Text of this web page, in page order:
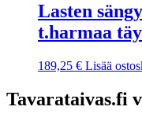
Lasten
t.harmaa
189,25 € Lisää
Tavarataivas.fi